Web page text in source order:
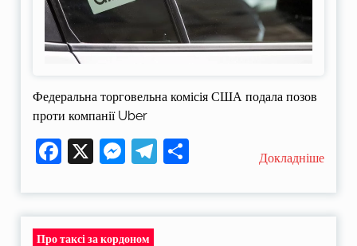
Федеральна торговельна комісія США подала позов
проти компанії Uber
Facebook
X Messenger
Telegram
Поділитися
Докладніше
Про таксі за кордоном